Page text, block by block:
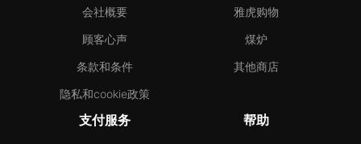
会社概要
顾客心声
条款和条件
隐私和cookie政策
雅虎购物
煤炉
其他商店
支付服务 帮助